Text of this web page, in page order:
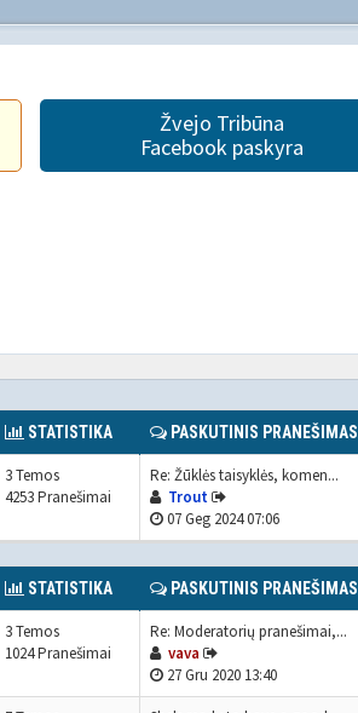
Žvejo Tribūna
Facebook paskyra
STATISTIKA PASKUTINIS PRANEŠIMAS
3 Temos
4253 Pranešimai
Re: Žūklės taisyklės, komen...
Trout
07 Geg 2024 07:06
STATISTIKA PASKUTINIS PRANEŠIMAS
3 Temos
1024 Pranešimai
Re: Moderatorių pranešimai,...
vava
27 Gru 2020 13:40